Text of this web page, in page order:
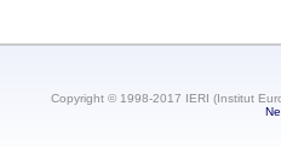
Copyright © 1998-2017 IERI (Institut